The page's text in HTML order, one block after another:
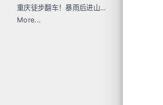
重庆徒步翻车！暴雨后进山，差点栽在这座小山里
More...